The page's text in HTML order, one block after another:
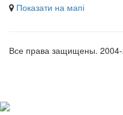
Показати на мапі
Все права защищены.